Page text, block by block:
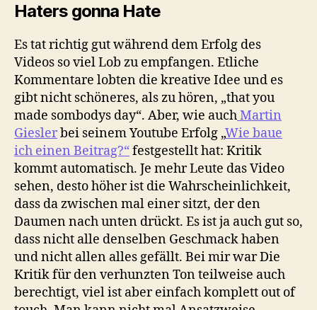
Haters gonna Hate
Es tat richtig gut während dem Erfolg des
Videos so viel Lob zu empfangen. Etliche
Kommentare lobten die kreative Idee und es
gibt nicht schöneres, als zu hören, „that you
made sombodys day“. Aber, wie auchMartin
Gieslerbei seinem Youtube Erfolg „Wie baue
ich einen Beitrag?“festgestellt hat: Kritik
kommt automatisch. Je mehr Leute das Video
sehen, desto höher ist die Wahrscheinlichkeit,
dass da zwischen mal einer sitzt, der den
Daumen nach unten drückt. Es ist ja auch gut so,
dass nicht alle denselben Geschmack haben
und nicht allen alles gefällt. Bei mir war Die
Kritik für den verhunzten Ton teilweise auch
berechtigt, viel ist aber einfach komplett out of